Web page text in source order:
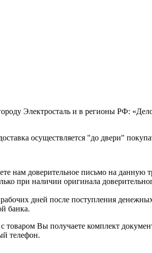
Электросталь и в регионы РФ:
осуществляется "до двери"
нам доверительное письмо на данную
при наличии оригинала
дней после поступления
банка.
Вы получаете комплект
телефон.